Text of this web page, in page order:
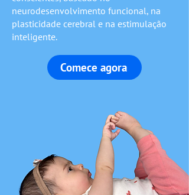
neurodesenvolvimento funcional, na
plasticidade cerebral e na estimulação
inteligente.
Comece agora